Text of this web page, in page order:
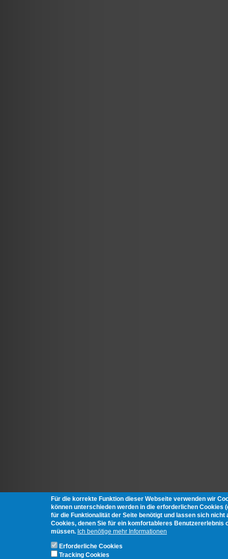
Für die korrekte Funktion dieser Webseite verwenden wir
können unterschieden werden in die erforderlichen Cookies
für die Funktionalität der Seite benötigt und lassen sich nicht
Cookies, denen Sie für ein komfortableres Benutzererlebnis
müssen. Ich benötige mehr Informationen
Erforderliche Cookies
Tracking Cookies